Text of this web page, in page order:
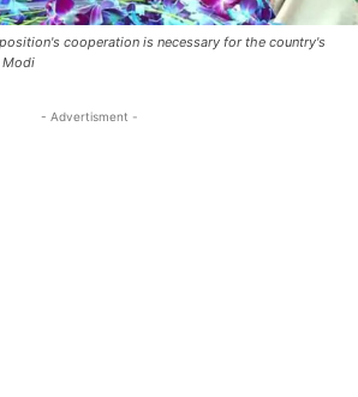
cooperation is necessary for the country's
Modi
- Advertisment -